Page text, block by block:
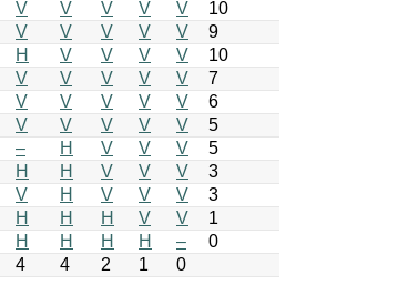
V V V V V
10
V V V V V
9
H V V V V
10
V V V V V
7
V V V V V
6
V V V V V
5
– H V V V
5
H H V V V
3
V H V V V
3
H H H V V
1
H H H H –
0
4 4 2 1 0